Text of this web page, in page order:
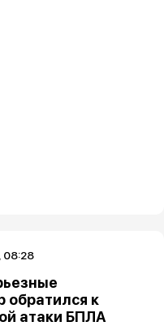
08:28
обратился к
атаки БПЛА